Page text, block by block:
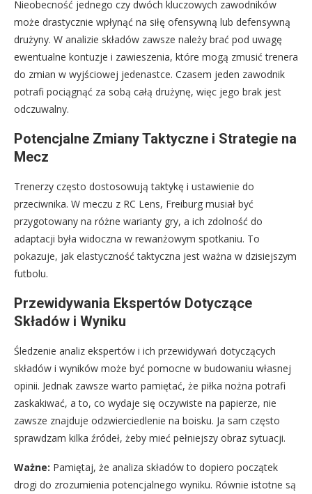
Nieobecność jednego czy dwóch kluczowych zawodników
może drastycznie wpłynąć na siłę ofensywną lub defensywną
drużyny. W analizie składów zawsze należy brać pod uwagę
ewentualne kontuzje i zawieszenia, które mogą zmusić trenera
do zmian w wyjściowej jedenastce. Czasem jeden zawodnik
potrafi pociągnąć za sobą całą drużynę, więc jego brak jest
odczuwalny.
Potencjalne Zmiany Taktyczne i Strategie na
Mecz
Trenerzy często dostosowują taktykę i ustawienie do
przeciwnika. W meczu z RC Lens, Freiburg musiał być
przygotowany na różne warianty gry, a ich zdolność do
adaptacji była widoczna w rewanżowym spotkaniu. To
pokazuje, jak elastyczność taktyczna jest ważna w dzisiejszym
futbolu.
Przewidywania Ekspertów Dotyczące
Składów i Wyniku
Śledzenie analiz ekspertów i ich przewidywań dotyczących
składów i wyników może być pomocne w budowaniu własnej
opinii. Jednak zawsze warto pamiętać, że piłka nożna potrafi
zaskakiwać, a to, co wydaje się oczywiste na papierze, nie
zawsze znajduje odzwierciedlenie na boisku. Ja sam często
sprawdzam kilka źródeł, żeby mieć pełniejszy obraz sytuacji.
Ważne: Pamiętaj, że analiza składów to dopiero początek
drogi do zrozumienia potencjalnego wyniku. Równie istotne są